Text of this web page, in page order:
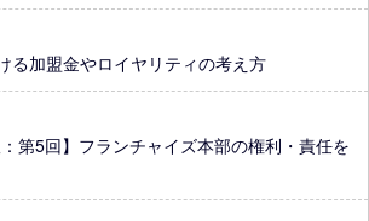
る加盟金やロイヤリティの考え方
第5回】フランチャイズ本部の権利・責任を